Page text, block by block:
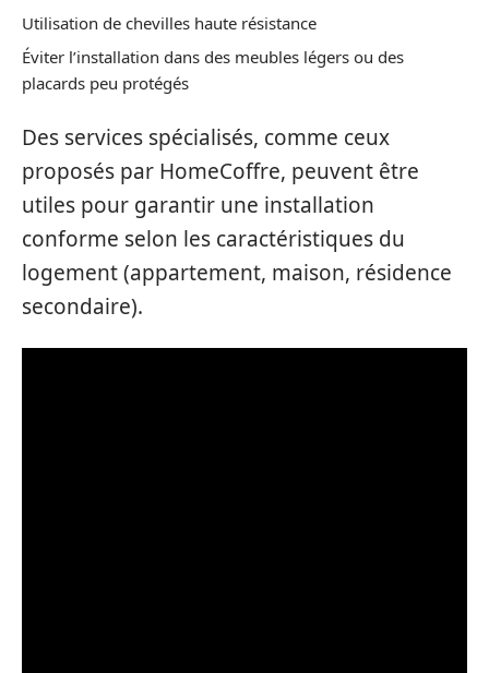
Utilisation de chevilles haute résistance
Éviter l’installation dans des meubles légers ou des
placards peu protégés
Des services spécialisés, comme ceux
proposés par HomeCoffre, peuvent être
utiles pour garantir une installation
conforme selon les caractéristiques du
logement (appartement, maison, résidence
secondaire).